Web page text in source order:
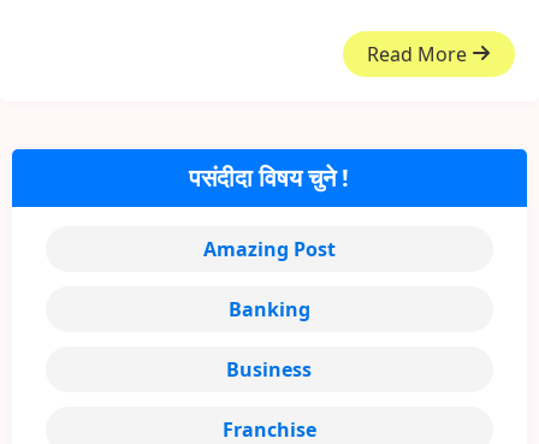
Read More
पसंदीदा विषय चुने !
Amazing Post
Banking
Business
Franchise